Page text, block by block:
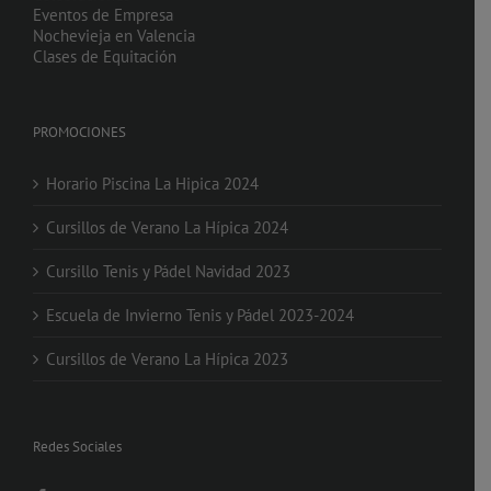
Eventos de Empresa
Nochevieja en Valencia
Clases de Equitación
PROMOCIONES
Horario Piscina La Hipica 2024
Cursillos de Verano La Hípica 2024
Cursillo Tenis y Pádel Navidad 2023
Escuela de Invierno Tenis y Pádel 2023-2024
Cursillos de Verano La Hípica 2023
Redes Sociales